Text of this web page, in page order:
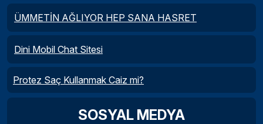
ÜMMETİN AĞLIYOR HEP SANA HASRET
Dini Mobil Chat Sitesi
Protez Saç Kullanmak Caiz mi?
SOSYAL MEDYA